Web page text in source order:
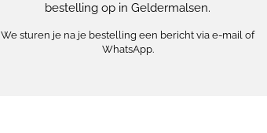
bestelling op in Geldermalsen.
We sturen je na je bestelling een bericht via e-mail of
WhatsApp.